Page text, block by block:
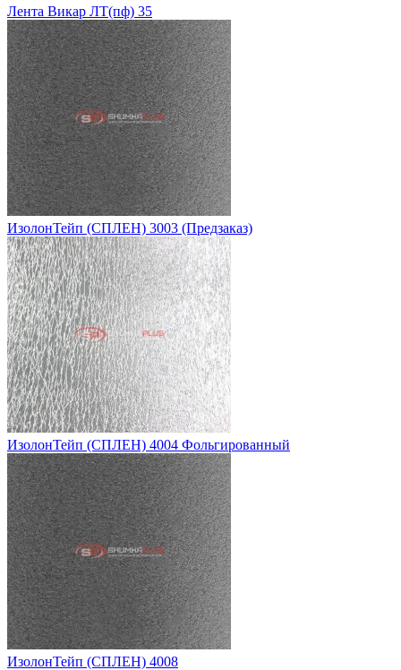
Лента Викар ЛТ(пф) 35
ИзолонТейп (СПЛЕН) 3003 (Предзаказ)
ИзолонТейп (СПЛЕН) 4004 Фольгированный
ИзолонТейп (СПЛЕН) 4008